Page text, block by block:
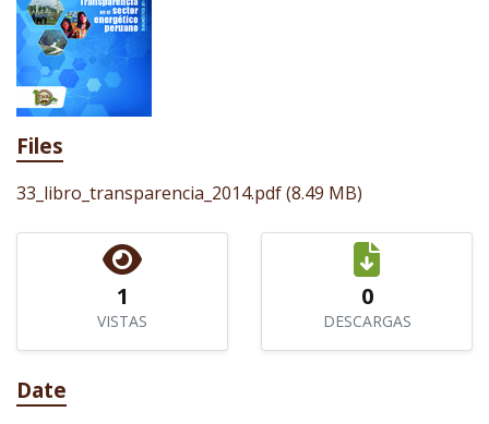
Files
33_libro_transparencia_2014.pdf(8.49 MB)
1
VISTAS
0
DESCARGAS
Date